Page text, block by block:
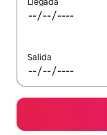
Salida